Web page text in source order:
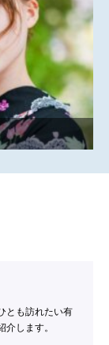
とも訪れたい有
します。